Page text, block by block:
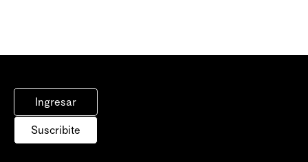
Ingresar
Suscribite